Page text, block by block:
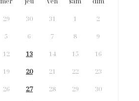
29 30 31 1
2
5 6 7 8
9
12 13 14 15
16
19 20 21 22
23
26 27 28 29
30